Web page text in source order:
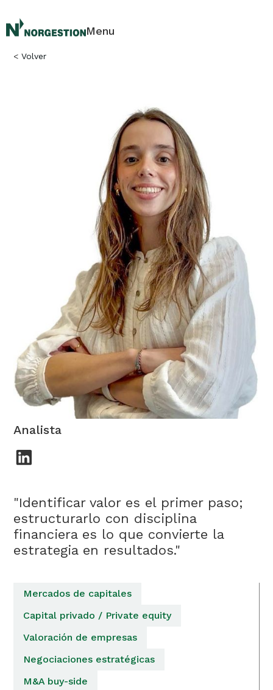
Menu
< Volver
Marina Villasante
Analista
"Identificar valor es el primer paso;
estructurarlo con disciplina
financiera es lo que convierte la
estrategia en resultados."
Mercados de capitales
Capital privado / Private equity
Valoración de empresas
Negociaciones estratégicas
M&A buy-side